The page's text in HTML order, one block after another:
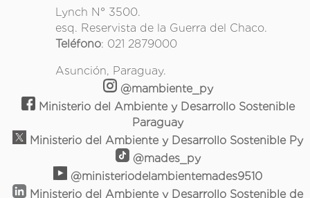
Lynch N° 3500.
esq. Reservista de la Guerra del Chaco.
Teléfono: 021 2879000
Asunción, Paraguay.
@mambiente_py
Ministerio del Ambiente y Desarrollo Sostenible
Paraguay
Ministerio del Ambiente y Desarrollo Sostenible Py
@mades_py
@ministeriodelambientemades9510
Ministerio del Ambiente y Desarrollo Sostenible de